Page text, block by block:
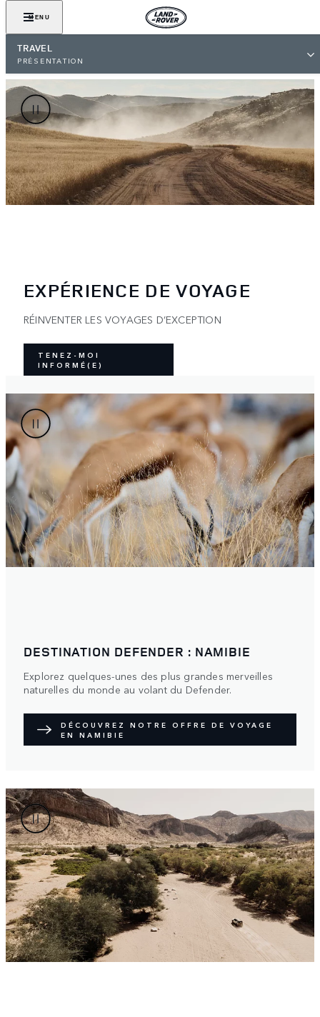
MENU
TRAVEL
PRÉSENTATION
EXPÉRIENCE DE VOYAGE
RÉINVENTER LES VOYAGES D’EXCEPTION
TENEZ-MOI
INFORMÉ(E)
DESTINATION DEFENDER : NAMIBIE
Explorez quelques-unes des plus grandes merveilles
naturelles du monde au volant du Defender.
DÉCOUVREZ NOTRE OFFRE DE VOYAGE
EN NAMIBIE